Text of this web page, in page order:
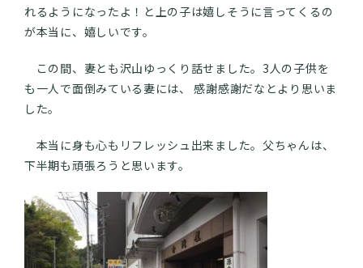
れるようになったよ！と上の子は嬉しそうに言ってくるの
が本当に、嬉しいです。
この間、妻とも沢山ゆっくり話せました。3人の子供を
も一人で面倒みている妻には、 感謝感謝だなとより思いま
した。
本当に身も心もリフレッシュ出来ました。父ちゃんは、
下半期も頑張ろうと思います。